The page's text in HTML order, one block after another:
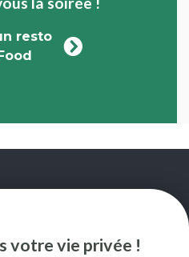
votre vie privée !
resto